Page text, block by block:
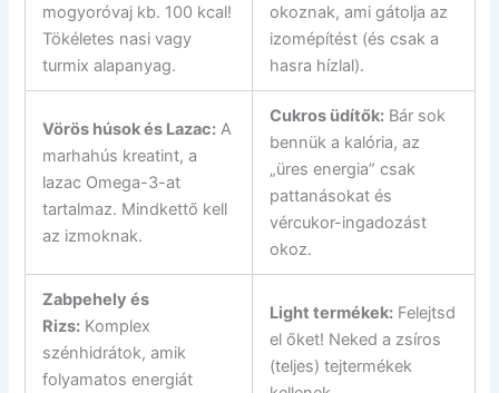
mogyoróvaj kb. 100 kcal!
Tökéletes nasi vagy
turmix alapanyag.
okoznak, ami gátolja az
izomépítést (és csak a
hasra hízlal).
Vörös húsok és Lazac: A
marhahús kreatint, a
lazac Omega-3-at
tartalmaz. Mindkettő kell
az izmoknak.
Cukros üdítők: Bár sok
bennük a kalória, az
„üres energia” csak
pattanásokat és
vércukor-ingadozást
okoz.
Zabpehely és
Rizs: Komplex
szénhidrátok, amik
folyamatos energiát
Light termékek: Felejtsd
el őket! Neked a zsíros
(teljes) tejtermékek